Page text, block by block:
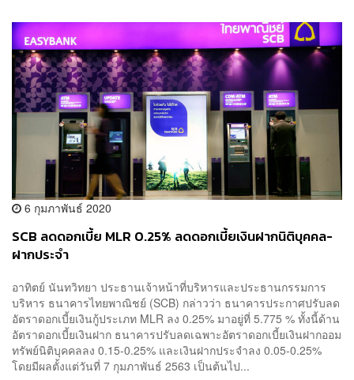
6 กุมภาพันธ์ 2020
SCB ลดดอกเบี้ย MLR 0.25% ลดดอกเบี้ยเงินฝากนิติบุคคล-
ฝากประจำ
อาทิตย์ นันทวิทยา ประธานเจ้าหน้าที่บริหารและประธานกรรมการ
บริหาร ธนาคารไทยพาณิชย์ (SCB) กล่าวว่า ธนาคารประกาศปรับลด
อัตราดอกเบี้ยเงินกู้ประเภท MLR ลง 0.25% มาอยู่ที่ 5.775 % ทั้งนี้ด้าน
อัตราดอกเบี้ยเงินฝาก ธนาคารปรับลดเฉพาะอัตราดอกเบี้ยเงินฝากออม
ทรัพย์นิติบุคคลลง 0.15-0.25% และเงินฝากประจำลง 0.05-0.25%
โดยมีผลตั้งแต่วันที่ 7 กุมภาพันธ์ 2563 เป็นต้นไป...